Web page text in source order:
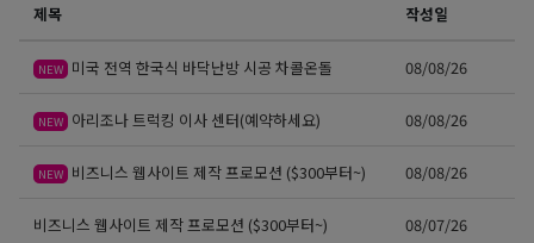
제목 작성일
NEW 미국 전역 한국식 바닥난방 시공 차콜온돌 08/08/26
NEW 아리조나 트럭킹 이사 센터(예약하세요) 08/08/26
NEW 비즈니스 웹사이트 제작 프로모션 ($300부터~) 08/08/26
비즈니스 웹사이트 제작 프로모션 ($300부터~) 08/07/26